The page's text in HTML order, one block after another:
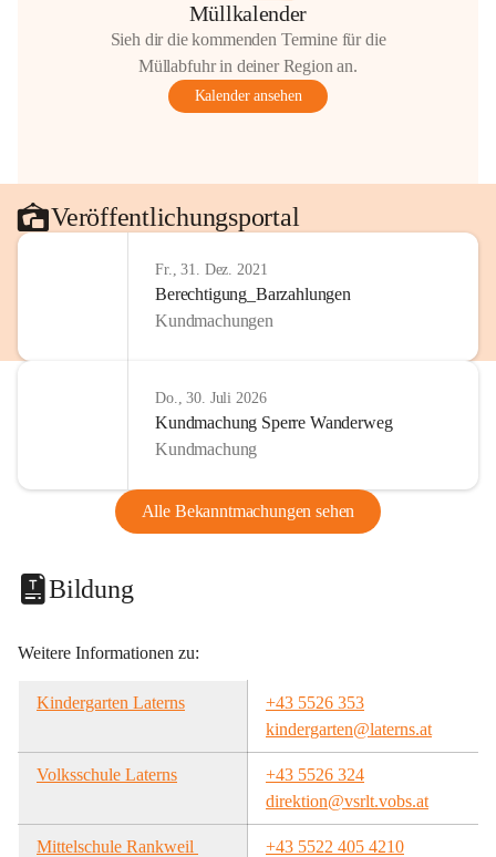
Müllkalender
Sieh dir die kommenden Termine für die
Müllabfuhr in deiner Region an.
Kalender ansehen
Veröffentlichungsportal
Fr., 31. Dez. 2021
Berechtigung_Barzahlungen
Kundmachungen
Do., 30. Juli 2026
Kundmachung Sperre Wanderweg
Kundmachung
Alle Bekanntmachungen sehen
Bildung
Weitere Informationen zu:
Kindergarten Laterns
+43 5526 353
kindergarten@laterns.at
Volksschule Laterns
+43 5526 324
direktion@vsrlt.vobs.at
Mittelschule Rankweil
+43 5522 405 4210